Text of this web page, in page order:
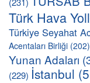
Türk Hava
Türkiye Seyahat
Acentaları Birliği (202)
Yunan Adaları
(229) İstanbul